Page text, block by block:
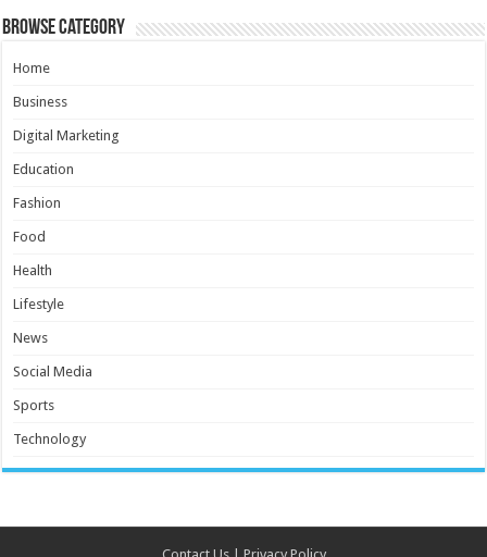
Browse Category
Home
Business
Digital Marketing
Education
Fashion
Food
Health
Lifestyle
News
Social Media
Sports
Technology